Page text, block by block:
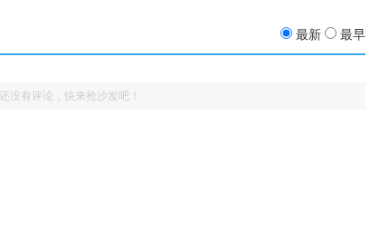
最新 最早
还没有评论，快来抢沙发吧！